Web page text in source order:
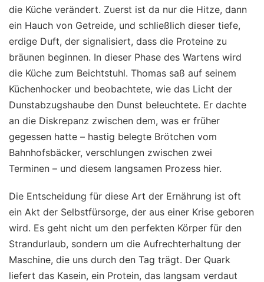
die Küche verändert. Zuerst ist da nur die Hitze, dann
ein Hauch von Getreide, und schließlich dieser tiefe,
erdige Duft, der signalisiert, dass die Proteine zu
bräunen beginnen. In dieser Phase des Wartens wird
die Küche zum Beichtstuhl. Thomas saß auf seinem
Küchenhocker und beobachtete, wie das Licht der
Dunstabzugshaube den Dunst beleuchtete. Er dachte
an die Diskrepanz zwischen dem, was er früher
gegessen hatte – hastig belegte Brötchen vom
Bahnhofsbäcker, verschlungen zwischen zwei
Terminen – und diesem langsamen Prozess hier.
Die Entscheidung für diese Art der Ernährung ist oft
ein Akt der Selbstfürsorge, der aus einer Krise geboren
wird. Es geht nicht um den perfekten Körper für den
Strandurlaub, sondern um die Aufrechterhaltung der
Maschine, die uns durch den Tag trägt. Der Quark
liefert das Kasein, ein Protein, das langsam verdaut